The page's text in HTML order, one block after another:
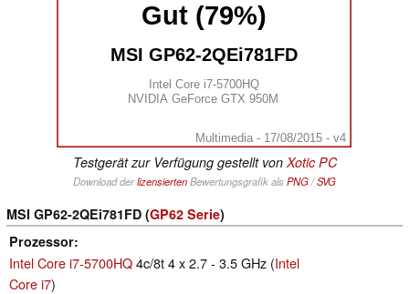
Gut (79%)
MSI GP62-2QEi781FD
Intel Core i7-5700HQ
NVIDIA GeForce GTX 950M
Multimedia - 17/08/2015 - v4
Testgerät zur Verfügung gestellt von Xotic PC
Download derlizensiertenBewertungsgrafik als PNG/SVG
MSI GP62-2QEi781FD (GP62 Serie)
Prozessor
Intel Core i7-5700HQ4c/8t 4 x 2.7 - 3.5 GHz (Intel
Core i7)